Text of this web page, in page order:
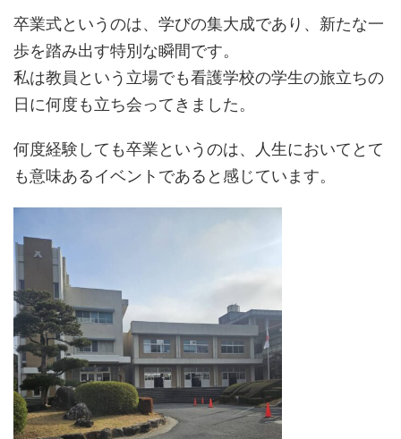
卒業式というのは、学びの集大成であり、新たな一
歩を踏み出す特別な瞬間です。
私は教員という立場でも看護学校の学生の旅立ちの
日に何度も立ち会ってきました。
何度経験しても卒業というのは、人生においてとて
も意味あるイベントであると感じています。